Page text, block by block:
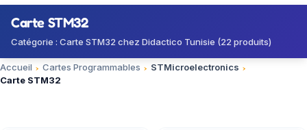
Carte STM32
Catégorie : Carte STM32 chez Didactico Tunisie (22 produits)
Accueil Cartes Programmables
STMicroelectronics
Carte STM32